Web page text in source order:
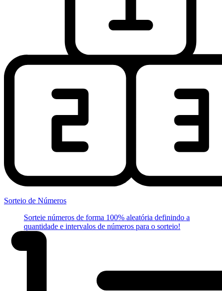
Sorteio de Números
Sorteie números de forma 100% aleatória definindo a
quantidade e intervalos de números para o sorteio!